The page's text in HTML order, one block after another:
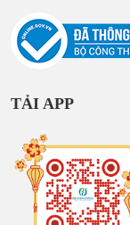
TẢI APP